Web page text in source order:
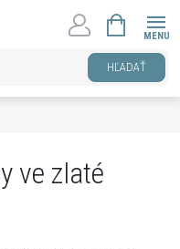
HĽADAŤ
KOŠÍK
ve zlaté